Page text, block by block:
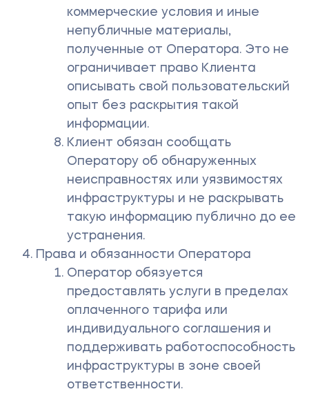
коммерческие условия и иные
непубличные материалы,
полученные от Оператора. Это не
ограничивает право Клиента
описывать свой пользовательский
опыт без раскрытия такой
информации.
Клиент обязан сообщать
Оператору об обнаруженных
неисправностях или уязвимостях
инфраструктуры и не раскрывать
такую информацию публично до ее
устранения.
Права и обязанности Оператора
Оператор обязуется
предоставлять услуги в пределах
оплаченного тарифа или
индивидуального соглашения и
поддерживать работоспособность
инфраструктуры в зоне своей
ответственности.